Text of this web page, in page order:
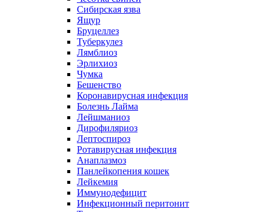
Сибирская язва
Ящур
Бруцеллез
Туберкулез
Лямблиоз
Эрлихиоз
Чумка
Бешенство
Коронавирусная инфекция
Болезнь Лайма
Лейшманиоз
Дирофиляриоз
Лептоспироз
Ротавирусная инфекция
Анаплазмоз
Панлейкопения кошек
Лейкемия
Иммунодефицит
Инфекционный перитонит